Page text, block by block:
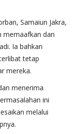
Samaiun Jakra,
memaafkan dan
Ia bahkan
tetap
mereka.
menerima
ini
melalui